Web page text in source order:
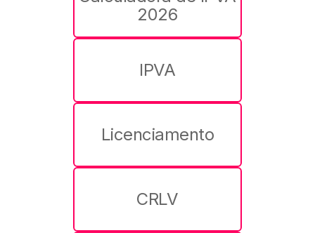
2026
IPVA
Licenciamento
CRLV